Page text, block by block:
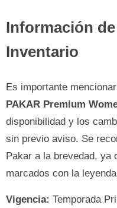
Información
Inventario
Es importante
PAKAR Premium
disponibilidad y los
sin previo aviso. Se
Pakar a la brevedad, ya
marcados con la
Vigencia: Temporada